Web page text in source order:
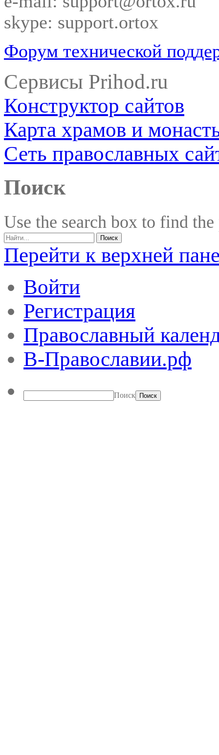
skype: support.ortox
Форум технической
Сервисы Prihod.ru
Конструктор сайтов
Карта храмов и
Сеть православных
Поиск
Use the search box to find
Перейти к верхней
Войти
Регистрация
Православный
В-Православии.рф
Поиск